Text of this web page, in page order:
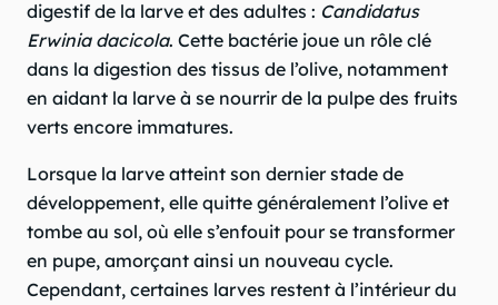
digestif de la larve et des adultes : Candidatus
Erwinia dacicola. Cette bactérie joue un rôle clé
dans la digestion des tissus de l’olive, notamment
en aidant la larve à se nourrir de la pulpe des fruits
verts encore immatures.
Lorsque la larve atteint son dernier stade de
développement, elle quitte généralement l’olive et
tombe au sol, où elle s’enfouit pour se transformer
en pupe, amorçant ainsi un nouveau cycle.
Cependant, certaines larves restent à l’intérieur du